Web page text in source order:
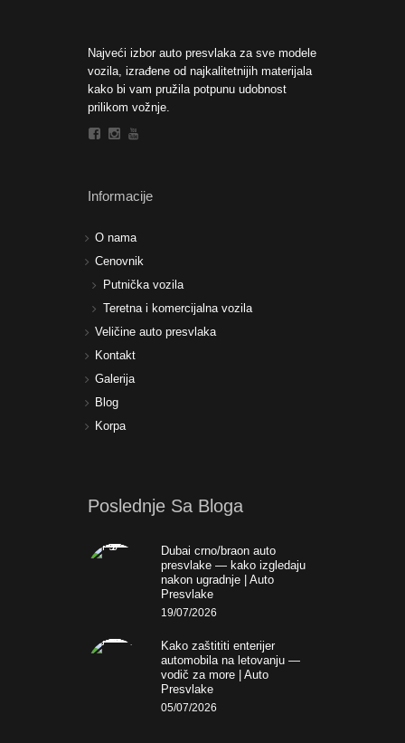
Najveći izbor auto presvlaka za sve modele
vozila, izrađene od najkalitetnijih materijala
kako bi vam pružila potpunu udobnost
prilikom vožnje.
Informacije
O nama
Cenovnik
Putnička vozila
Teretna i komercijalna vozila
Veličine auto presvlaka
Kontakt
Galerija
Blog
Korpa
Poslednje Sa Bloga
Dubai crno/braon auto
presvlake — kako izgledaju
nakon ugradnje | Auto
Presvlake
19/07/2026
Kako zaštititi enterijer
automobila na letovanju —
vodič za more | Auto
Presvlake
05/07/2026